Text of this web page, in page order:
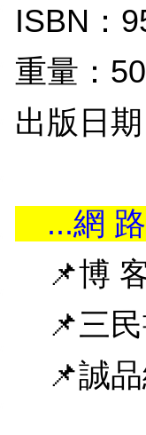
ISBN：
重量：
出版日
...網
📌博
📌三民
📌誠品